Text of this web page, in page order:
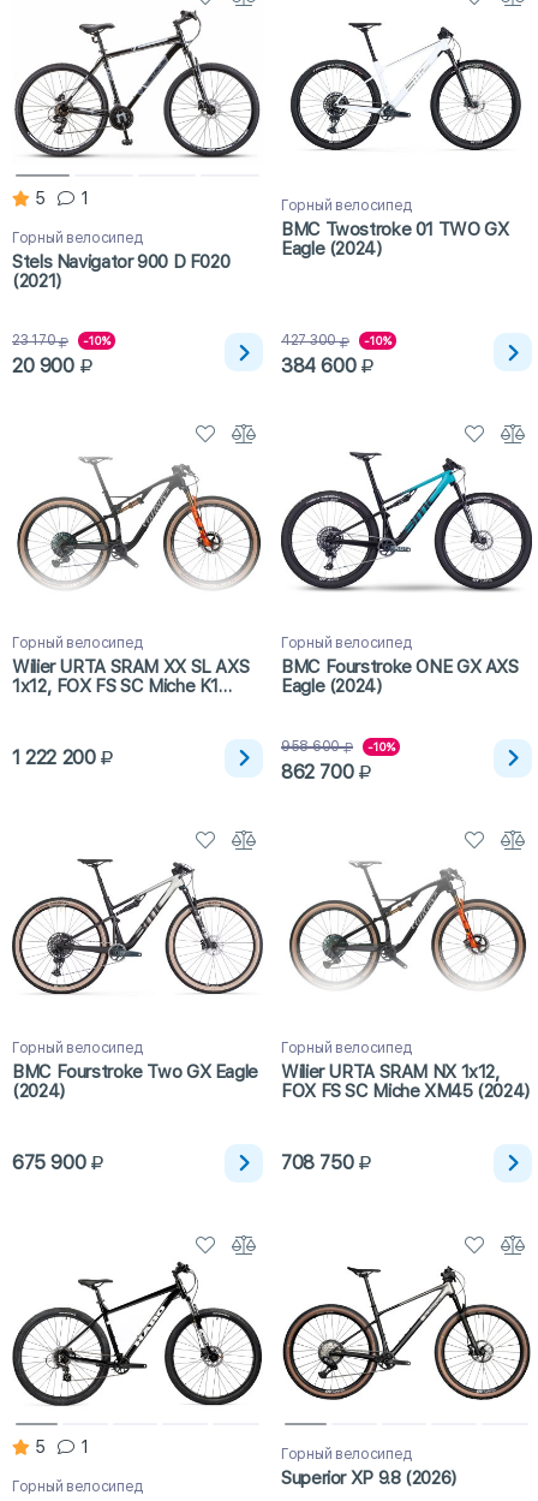
5 1
Горный велосипед
Stels Navigator 900 D F020
(2021)
23 170 -10%
20 900
Горный велосипед
BMC Twostroke 01 TWO GX
Eagle (2024)
427 300 -10%
384 600
Горный велосипед
Wilier URTA SRAM XX SL AXS
1x12, FOX FS SC Miche K1
1 222 200
Горный велосипед
BMC Fourstroke ONE GX AXS
Eagle (2024)
958 600 -10%
862 700
Горный велосипед
BMC Fourstroke Two GX Eagle
(2024)
675 900
Горный велосипед
Wilier URTA SRAM NX 1x12,
FOX FS SC Miche XM45 (2024)
708 750
5 1
Горный велосипед
Горный велосипед
Superior XP 9.8 (2026)